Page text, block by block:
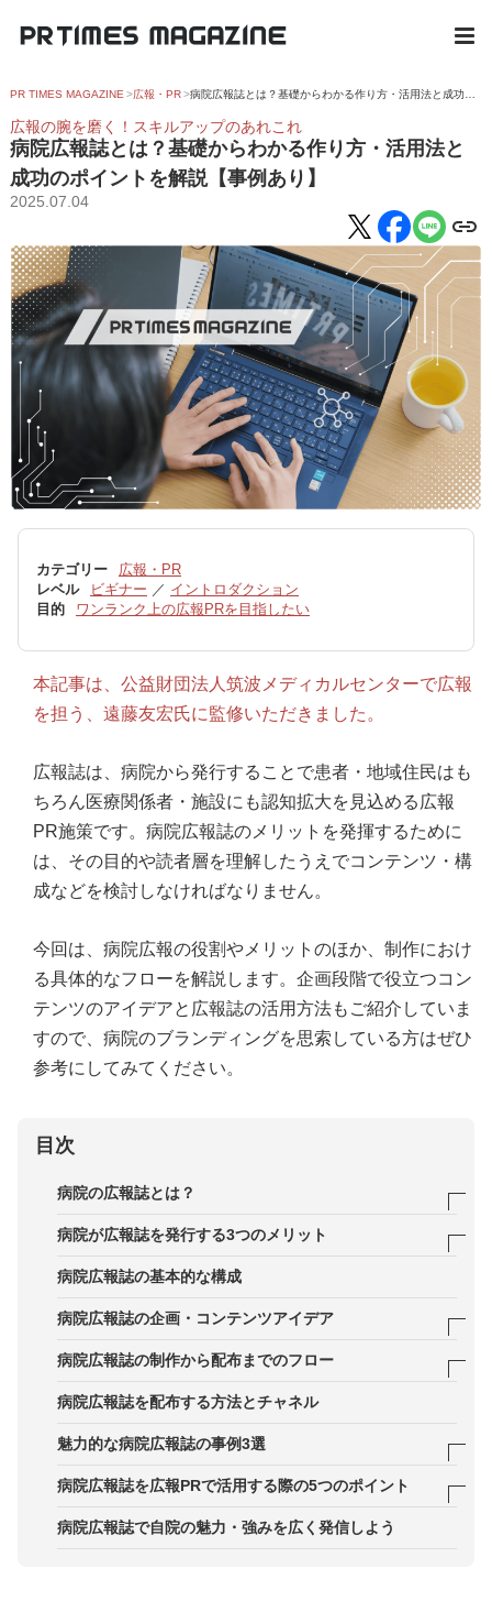
PR TIMES MAGAZINE 広報・PR
広報の腕を磨く！スキルアップのあれこれ
病院広報誌とは？基礎からわかる作り方・活用法と
成功のポイントを解説【事例あり】
2025.07.04
カテゴリー
広報・PR
レベル
ビギナー ／ イントロダクション
目的
ワンランク上の広報PRを目指したい
本記事は、公益財団法人筑波メディカルセンターで広報
を担う、遠藤友宏氏に監修いただきました。
広報誌は、病院から発行することで患者・地域住民はも
ちろん医療関係者・施設にも認知拡大を見込める広報
PR施策です。病院広報誌のメリットを発揮するために
は、その目的や読者層を理解したうえでコンテンツ・構
成などを検討しなければなりません。
今回は、病院広報の役割やメリットのほか、制作におけ
る具体的なフローを解説します。企画段階で役立つコン
テンツのアイデアと広報誌の活用方法もご紹介していま
すので、病院のブランディングを思索している方はぜひ
参考にしてみてください。
目次
病院の広報誌とは？
病院広報誌の基本的な目的・役割
病院広報誌の読者層
広報誌と他広報PRツールとの違い
企業の社内報・自治体広報誌との違い
病院が広報誌を発行する3つのメリット
メリット1．内面的な強み・魅力を可視化できる
メリット2．病院以外の場所でコミュニケーション
病院広報誌の基本的な構成
病院広報誌の企画・コンテンツアイデア
院内の人物を紹介するコンテンツ
病院での働き方・過ごし方が見えるコンテンツ
生活者の不安を解消する企画
イベントや医療制度などに関するコンテンツ
病院広報誌の制作から配布までのフロー
STEP1．発行目的・読者層を整理する
STEP2．掲載する企画・構成を決める
STEP3．取材実施&ビジュアルコンテンツを用意す
病院広報誌を配布する方法とチャネル
魅力的な病院広報誌の事例3選
事例1．院内イベントや治療法の導入など最新情報
病院広報誌を広報PRで活用する際の5つのポイント
ポイント1．病院ブランディングの一環として位置
病院広報誌で自院の魅力・強みを広く発信しよう